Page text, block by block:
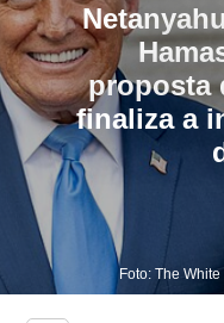
proposta
finaliza a
Foto: The